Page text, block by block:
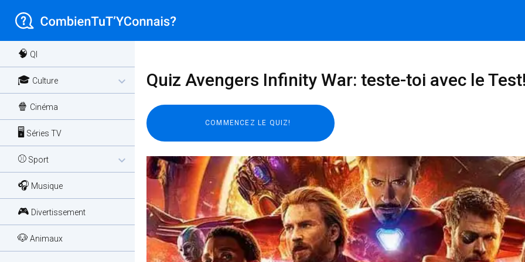
🧠 QI
🎓 Culture expand_more
🍿 Cinéma
🖥️ Séries TV
⚾ Sport expand_more
🎧 Musique
🎮 Divertissement
🐶 Animaux
Quiz Avengers Infinity War: teste-toi avec le Test!